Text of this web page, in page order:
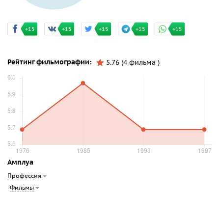
+15 +15 +15 +15 +15
Рейтинг фильмографии: 5.76 (4 фильма )
Амплуа
Профессия
Фильмы